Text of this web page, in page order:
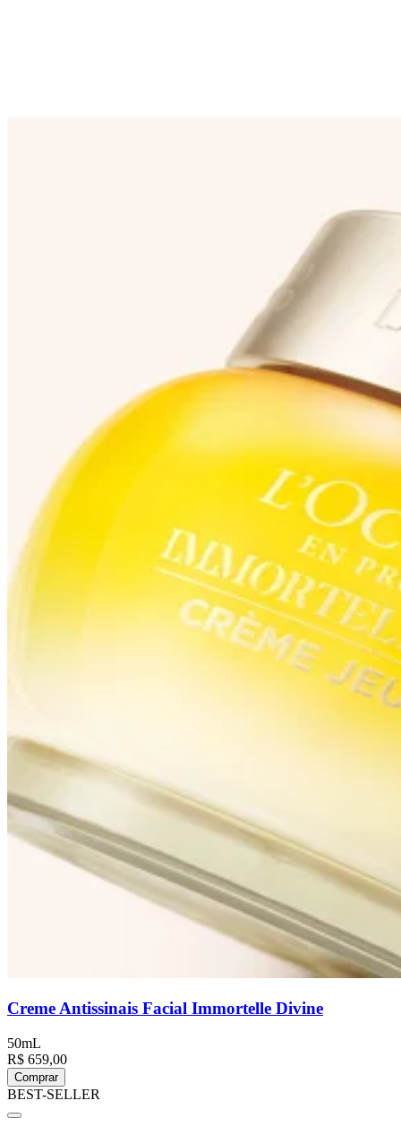
Creme Antissinais Facial Immortelle Divine
50mL
R$ 659,00
Comprar
BEST-SELLER